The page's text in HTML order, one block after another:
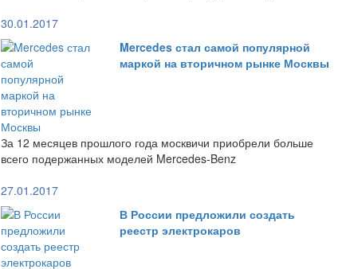
30.01.2017
Mercedes стал самой популярной
маркой на вторичном рынке Москвы
За 12 месяцев прошлого года москвичи приобрели больше
всего подержанных моделей Mercedes-Benz
27.01.2017
В России предложили создать
реестр электрокаров